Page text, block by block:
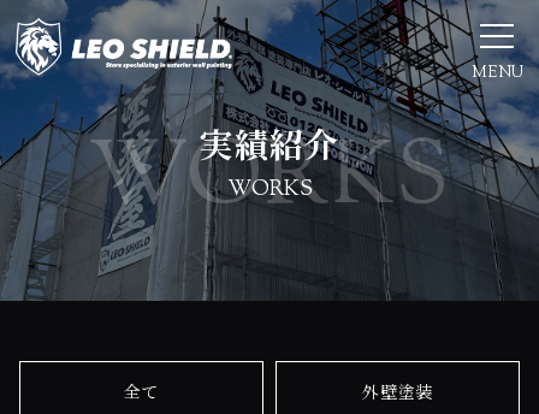
MENU
実績紹介
WORKS
全て 外壁塗装